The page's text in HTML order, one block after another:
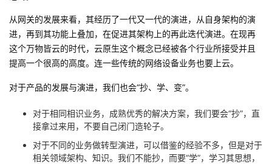
从网关的发展来看，其经历了一代又一代的演进，从自身架构的演
进，再到其功能上叠加，在促进其架构上的再此迭代演进。在现再
这个万物皆云的时代，云原生这个概念已经被各个行业所接受并且
提高一个很高的高度。连一些传统的网络设备业务也要上云。
对于产品的发展与演进，我们也会“抄、学、变”。
对于相同相识业务，成熟优秀的解决方案，我们要会“抄”，直
接拿过来用，不要自己闭门造轮子。
对于不同的业务做转型演进，可以借鉴的经验不多，但是对于
相关领域架构、知识。我们不能抄，而要“学”，学习其思想，